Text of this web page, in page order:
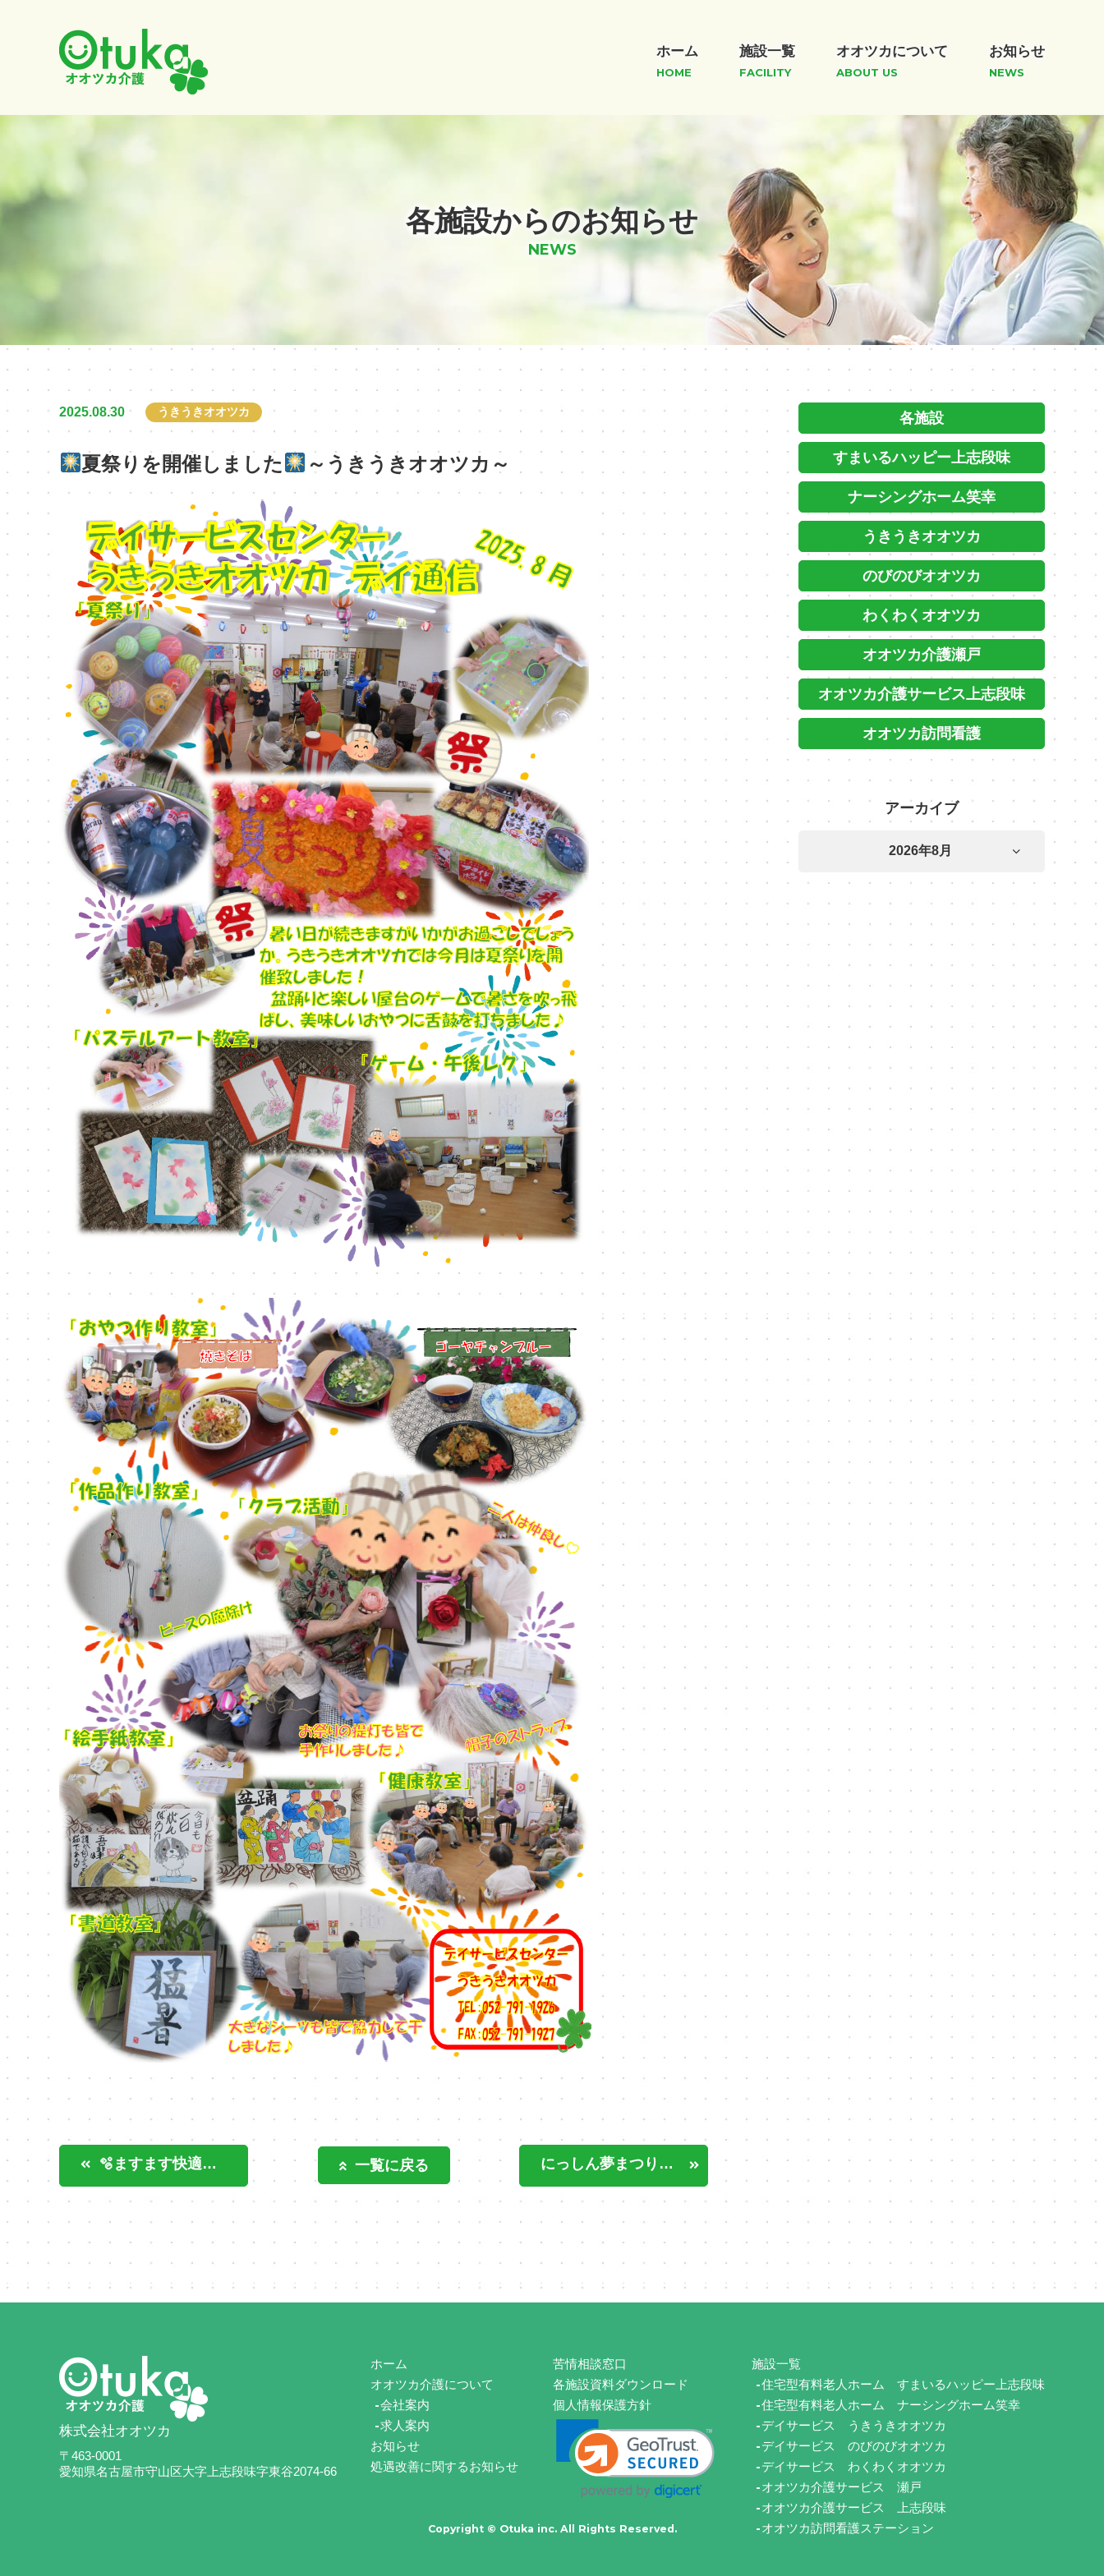
ホーム
HOME
施設一覧
FACILITY
オオツカについて
ABOUT US
お知らせ
NEWS
各施設からのお知らせ
NEWS
2025.08.30 うきうきオオツカ
夏祭りを開催しました ～うきうきオオツカ～
🫧ますます快適な空間に🫧～のびのびオオツカ～ 一覧に戻る にっしん夢まつり 花火
各施設
すまいるハッピー上志段味
ナーシングホーム笑幸
うきうきオオツカ
のびのびオオツカ
わくわくオオツカ
オオツカ介護瀬戸
オオツカ介護サービス上志段味
オオツカ訪問看護
アーカイブ
株式会社オオツカ
〒463-0001
愛知県名古屋市守山区大字上志段味字東谷2074-66
ホーム
オオツカ介護について
会社案内
求人案内
お知らせ
処遇改善に関するお知らせ
苦情相談窓口
各施設資料ダウンロード
個人情報保護方針
施設一覧
住宅型有料老人ホーム すまいるハッピー上志段味
住宅型有料老人ホーム ナーシングホーム笑幸
デイサービス
うきうきオオツカ
デイサービス のびのびオオツカ
デイサービス わくわくオオツカ
オオツカ介護サービス 瀬戸
オオツカ介護サービス 上志段味
オオツカ訪問看護ステーション
Copyright © Otuka inc. All Rights Reserved.